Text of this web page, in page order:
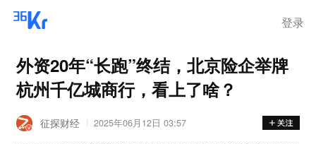
登录
外资20年“长跑”终结，北京险企举牌
杭州千亿城商行，看上了啥？
征探财经 2025年06月12日 03:57